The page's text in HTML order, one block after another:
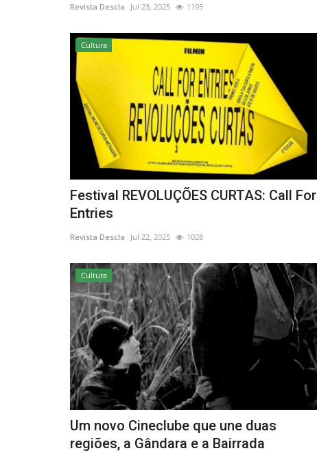
Revista Descla Jul 23, 2025 1195
Cultura
Festival REVOLUÇÕES CURTAS: Call For
Entries
Revista Descla Jul 22, 2025 1028
Cultura
Um novo Cineclube que une duas
regiões, a Gândara e a Bairrada
Lazer